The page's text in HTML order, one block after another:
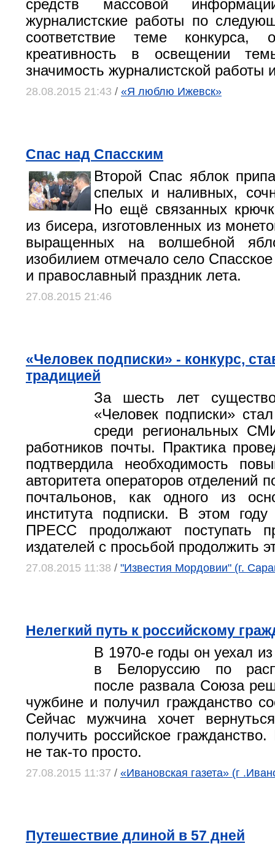
средств массовой
журналистские работы по
соответствие теме конкурса,
креативность в освещении
значимость журналистской работы
28.08.2015 21:43 / «Я люблю Ижевск»
Спас над Спасским
Второй Спас яблок
спелых и наливных,
Но ещё связанных
из бисера, изготовленных из
выращенных на волшебной
изобилием отмечало село
и православный праздник лета.
27.08.2015 21:46
«Человек подписки» - конкурс,
традицией
За шесть лет
«Человек подписки»
среди региональных
работников почты. Практика
подтвердила необходимость
авторитета операторов отделений
почтальонов, как одного из
института подписки. В этом
ПРЕСС продолжают поступать
издателей с просьбой продолжить
27.08.2015 11:38 / "Известия Мордовии" (г.
Нелегкий путь к российскому
В 1970-е годы он уехал
в Белоруссию по
после развала Союза
чужбине и получил гражданство
Сейчас мужчина хочет
получить российское
не так-то просто.
27.08.2015 11:37 / «Ивановская газета» (г
Путешествие длиной в 57 дней